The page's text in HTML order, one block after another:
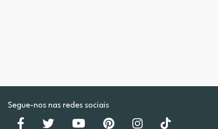
Segue-nos nas redes sociais